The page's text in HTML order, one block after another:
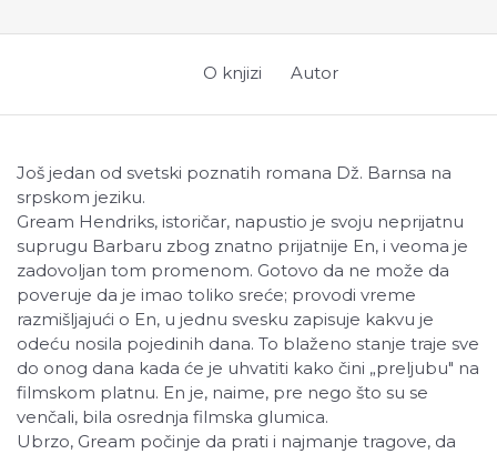
O knjizi Autor
Još jedan od svetski poznatih romana Dž. Barnsa na
srpskom jeziku.
Gream Hendriks, istoričar, napustio je svoju neprijatnu
suprugu Barbaru zbog znatno prijatnije En, i veoma je
zadovoljan tom promenom. Gotovo da ne može da
poveruje da je imao toliko sreće; provodi vreme
razmišljajući o En, u jednu svesku zapisuje kakvu je
odeću nosila pojedinih dana. To blaženo stanje traje sve
do onog dana kada će je uhvatiti kako čini „preljubu" na
filmskom platnu. En je, naime, pre nego što su se
venčali, bila osrednja filmska glumica.
Ubrzo, Gream počinje da prati i najmanje tragove, da